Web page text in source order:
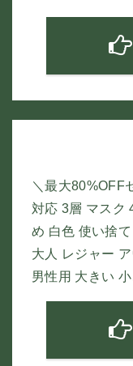
＼最大80%OFF
対応 3層 マスク
め 白色 使い捨
大人 レジャー
男性用 大きい